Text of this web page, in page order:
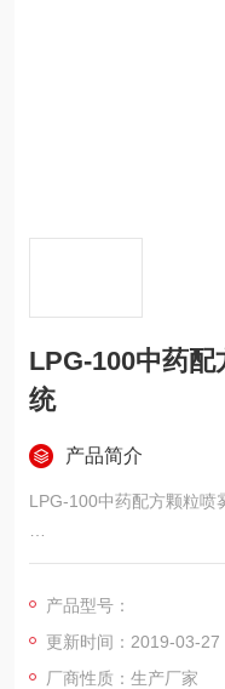
LPG-100中药
统
产品简介
LPG-100中药配方颗粒喷
中药配方颗粒喷雾干燥机
1、空气经初、中、耐高
准，*级为初效过滤器，
高温高效过滤器；高温
产品型号：
更新时间：2019-03-27
厂商性质：生产厂家